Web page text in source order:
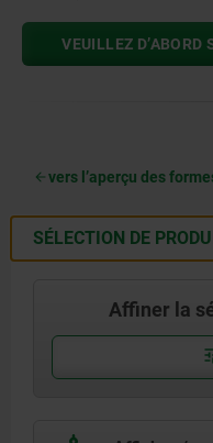
VEUILLEZ D’ABORD
vers l’aperçu des
SÉLECTION DE
Affiner la